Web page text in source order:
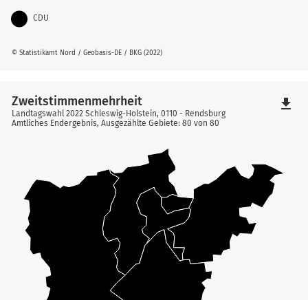
© Statistikamt Nord / Geobasis-DE / BKG (2022)
CDU
Zweitstimmenmehrheit
Landtagswahl 2022 Schleswig-Holstein, 0110 - Rendsburg
Amtliches Endergebnis, Ausgezählte Gebiete: 80 von 80
file_download